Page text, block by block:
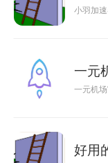
小羽加
一元
一元机
好用